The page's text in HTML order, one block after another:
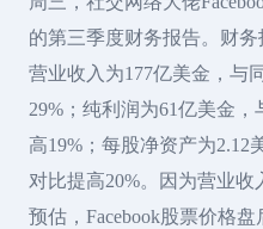
的第三季度财务报告。财务
营业收入为177亿美金，与
29%；纯利润为61亿美金
高19%；每股净资产为2.12
对比提高20%。因为营业
预估，Facebook股票价格盘